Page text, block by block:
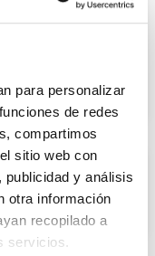
para personalizar
de redes
compartimos
sitio web con
y análisis
otra información
recopilado a
servicios.
y de